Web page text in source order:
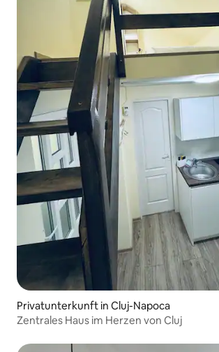
Privatunterkunft in Cluj-Napoca
Zentrales Haus im Herzen von Cluj